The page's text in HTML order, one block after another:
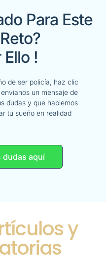
Para Este
Ello !
de ser policía, haz clic
un mensaje de
dudas y que hablemos
tu sueño en realidad
dudas aquí
y